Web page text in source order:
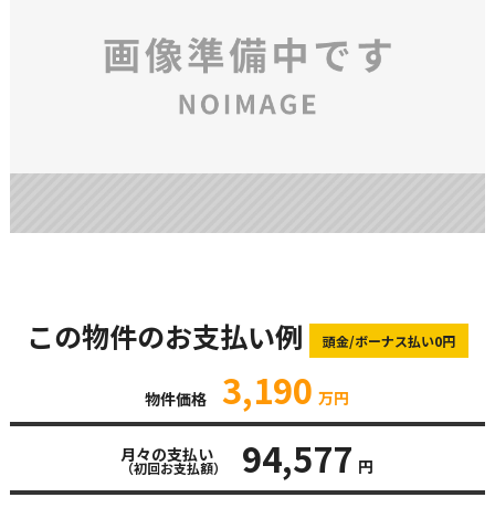
この物件のお支払い例 頭金/ボーナス払い0円
物件価格 3,190 万円
月々の支払い
（初回お支払額） 94,577 円